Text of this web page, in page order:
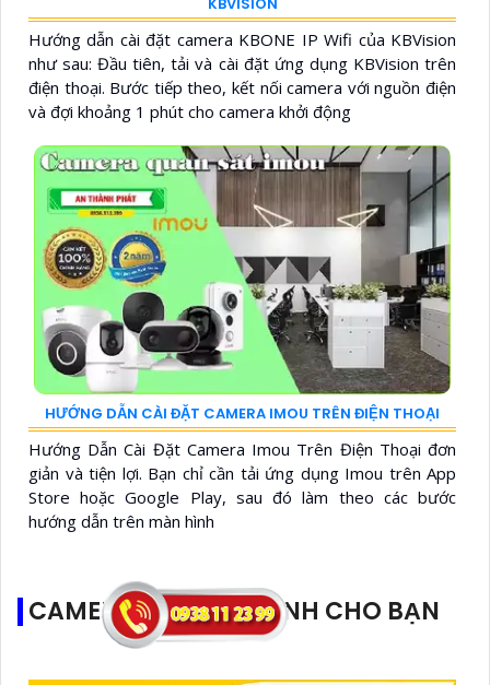
Hướng dẫn cài đặt camera KBONE IP Wifi của KBVision
như sau: Đầu tiên, tải và cài đặt ứng dụng KBVision trên
điện thoại. Bước tiếp theo, kết nối camera với nguồn điện
và đợi khoảng 1 phút cho camera khởi động
HƯỚNG DẪN CÀI ĐẶT CAMERA IMOU TRÊN ĐIỆN THOẠI
Hướng Dẫn Cài Đặt Camera Imou Trên Điện Thoại đơn
giản và tiện lợi. Bạn chỉ cần tải ứng dụng Imou trên App
Store hoặc Google Play, sau đó làm theo các bước
hướng dẫn trên màn hình
CAMERA ĐỀ XUẤT DÀNH CHO BẠN